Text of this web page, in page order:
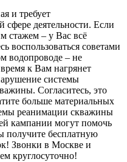
и требует
сфере деятельности. Если
стажем – у Вас всё
воспользоваться советами
водопроводе – не
время к Вам нагрянет
системы
Согласитесь, это
больше материальных
реанимации скважины
кампании могут помочь
получите бесплатную
Звонки в Москве и
круглосуточно!